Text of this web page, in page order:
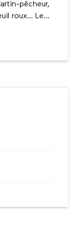
pêcheur,
roux… Le...